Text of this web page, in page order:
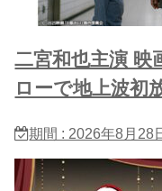
二宮和也主演 映
ローで地上波初
期間 : 2026年8月28